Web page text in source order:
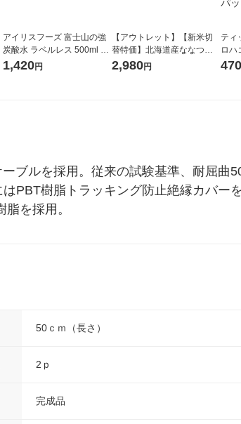
アイリスフーズ 富士山の強
炭酸水 ラベルレス 500ml 1
箱（24本入）
1,420円
【アウトレット】【新米切
替特価】北海道産ななつぼ
し 無洗米 5kg 1袋 令和7年産
2,980円
ティ
ロハ
ック
470
ブルを採用。従来の試験基準、耐屈曲
PBT樹脂トラッキング防止絶縁カバー
を採用。
50ｃｍ（長さ）
2ｐ
完成品